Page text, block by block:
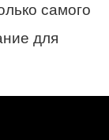
самого
для